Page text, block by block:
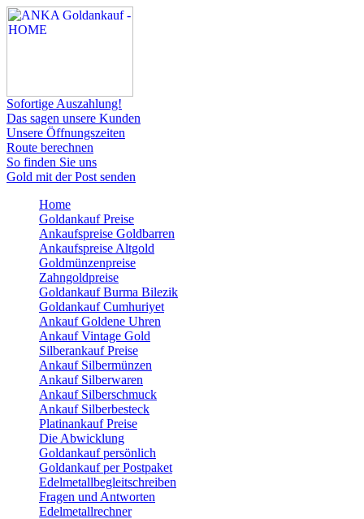
Sofortige Auszahlung!
Das sagen unsere Kunden
Unsere Öffnungszeiten
Route berechnen
So finden Sie uns
Gold mit der Post senden
Home
Goldankauf Preise
Ankaufspreise Goldbarren
Ankaufspreise Altgold
Goldmünzenpreise
Zahngoldpreise
Goldankauf Burma Bilezik
Goldankauf Cumhuriyet
Ankauf Goldene Uhren
Ankauf Vintage Gold
Silberankauf Preise
Ankauf Silbermünzen
Ankauf Silberwaren
Ankauf Silberschmuck
Ankauf Silberbesteck
Platinankauf Preise
Die Abwicklung
Goldankauf persönlich
Goldankauf per Postpaket
Edelmetallbegleitschreiben
Fragen und Antworten
Edelmetallrechner